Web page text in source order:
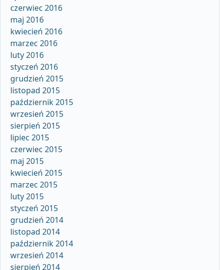
czerwiec 2016
maj 2016
kwiecień 2016
marzec 2016
luty 2016
styczeń 2016
grudzień 2015
listopad 2015
październik 2015
wrzesień 2015
sierpień 2015
lipiec 2015
czerwiec 2015
maj 2015
kwiecień 2015
marzec 2015
luty 2015
styczeń 2015
grudzień 2014
listopad 2014
październik 2014
wrzesień 2014
sierpień 2014